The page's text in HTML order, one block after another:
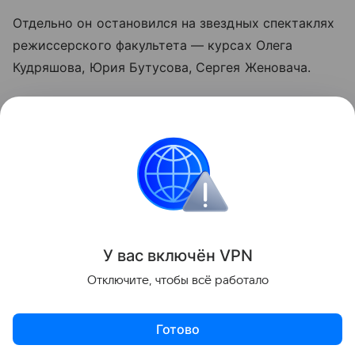
Отдельно он остановился на звездных спектаклях
режиссерского факультета — курсах Олега
Кудряшова, Юрия Бутусова, Сергея Женовача.
Эксклюзив Культура
Поделиться
У вас включён VPN
Отключите, чтобы всё работало
Готово